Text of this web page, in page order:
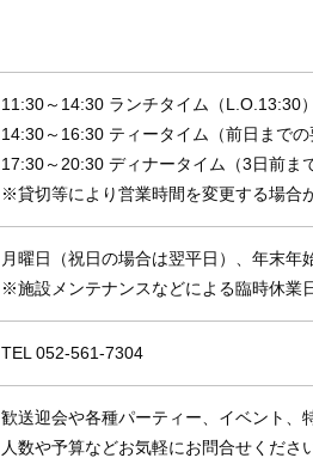
11:30～14:30 ランチタイム（L.O.13:30）
14:30～16:30 ティータイム（前日までの
17:30～20:30 ディナータイム（3日前ま
※貸切等により営業時間を変更する場合
月曜日（祝日の場合は翌平日）、年末年
※施設メンテナンスなどによる臨時休業
TEL 052-561-7304
歓送迎会や各種パーティー、イベント、
人数や予算などお気軽にお問合せくださ